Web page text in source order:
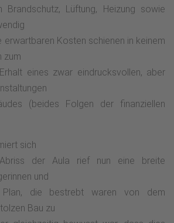
Brandschutz, Lüftung, Heizung sowie
erwartbaren Kosten schienen in keinem
zum
eines zwar eindrucksvollen, aber
(beides Folgen der finanziellen
sich
der Aula rief nun eine breite
und
die bestrebt waren von dem
Bau zu